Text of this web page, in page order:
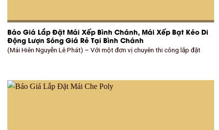
Báo Giá Lắp Đặt Mái Xếp Bình Chánh, Mái Xếp Bạt Kéo Di
Động Lượn Sóng Giá Rẻ Tại Bình Chánh
(Mái Hiên Nguyễn Lê Phát) – Với một đơn vị chuyên thi công lắp đặt